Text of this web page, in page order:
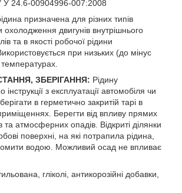
У 24.6-00904996-007:2008
призначена для різних типів
охолодження двигунів внутрішнього
та в якості робочої рідини
при низьких (до мінус
ЗБЕРІГАННЯ: Рідину
інструкції з експлуатації автомобіля чи
в герметично закритій тарі в
Берегти від впливу прямих
атмосферних опадів. Відкриті ділянки
поверхні, на які потрапила рідина,
водою. Можливий осад не впливає
гліколі, антикорозійні добавки,